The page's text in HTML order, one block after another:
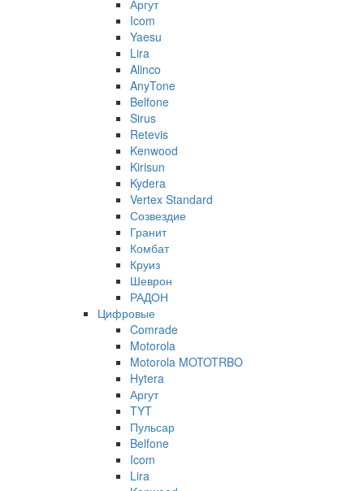
Аргут
Icom
Yaesu
Lira
Alinco
AnyTone
Belfone
Sirus
Retevis
Kenwood
Kirisun
Kydera
Vertex Standard
Созвездие
Гранит
Комбат
Круиз
Шеврон
РАДОН
Цифровые
Comrade
Motorola
Motorola MOTOTRBO
Hytera
Аргут
TYT
Пульсар
Belfone
Icom
Lira